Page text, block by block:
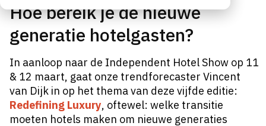
Hoe bereik je de nieuwe
generatie hotelgasten?
In aanloop naar de Independent Hotel Show op 11
& 12 maart, gaat onze trendforecaster Vincent
van Dijk in op het thema van deze vijfde editie:
Redefining Luxury, oftewel: welke transitie
moeten hotels maken om nieuwe generaties